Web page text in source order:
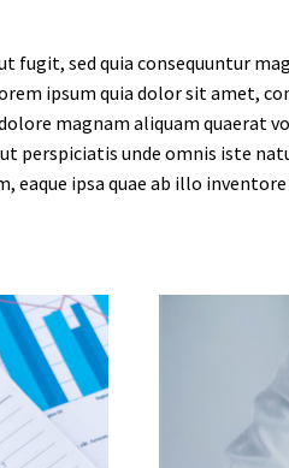
sed quia consequuntur
ipsum quia dolor sit amet,
magnam aliquam quaerat
perspiciatis unde omnis iste
ipsa quae ab illo